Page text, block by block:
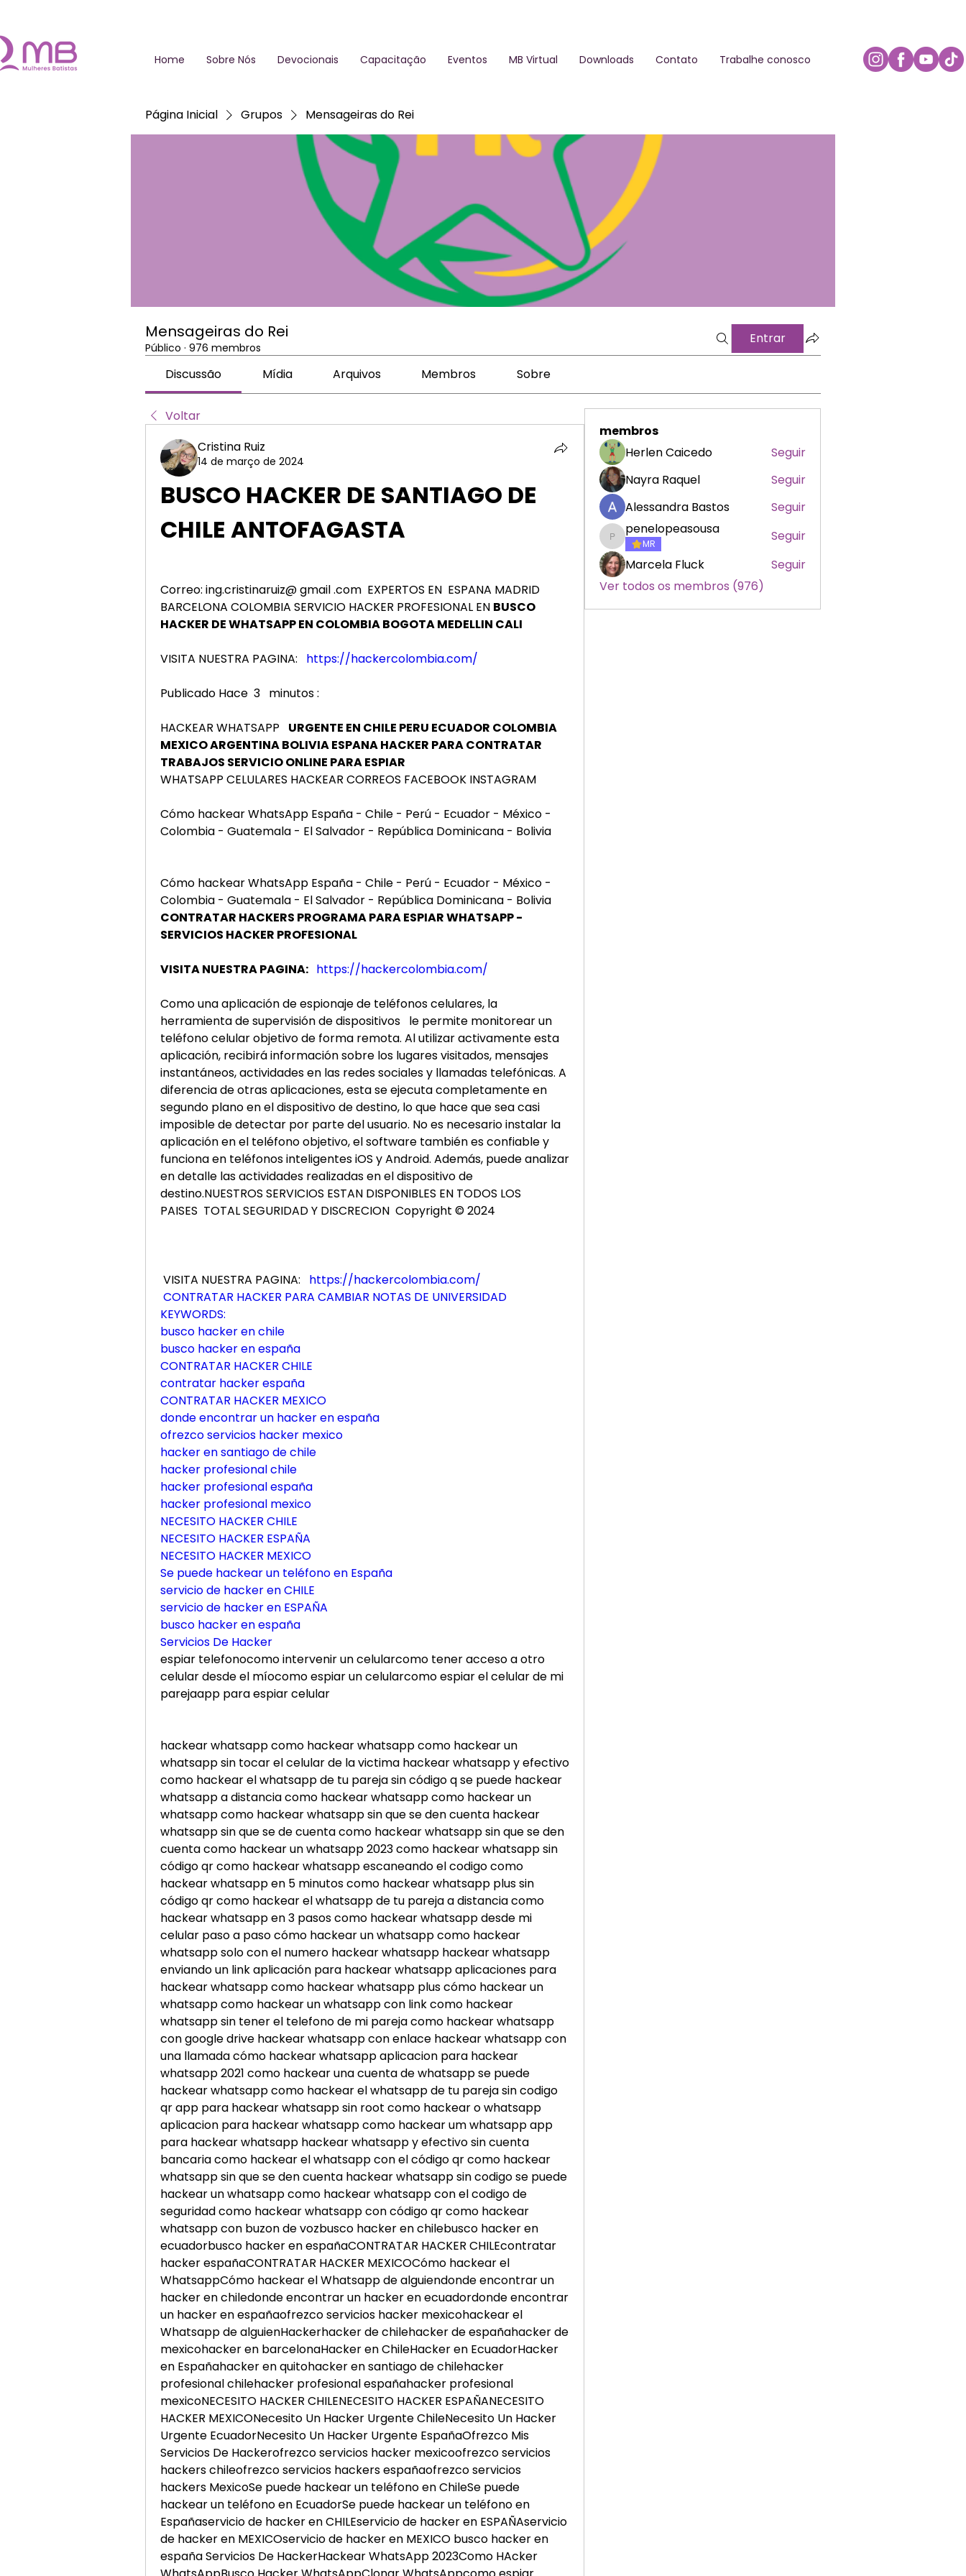
Home Sobre Nós Devocionais Capacitação Eventos MB Virtual Downloads Contato Trabalhe conosco
Página Inicial Grupos Mensageiras do Rei
Mensageiras do Rei
Público · 976 membros
Entrar
Discussão Mídia Arquivos Membros Sobre
Voltar
Cristina Ruiz
14 de março de 2024
BUSCO HACKER DE SANTIAGO DE
CHILE ANTOFAGASTA
Correo: ing.cristinaruiz@ gmail .com  EXPERTOS EN  ESPANA MADRID
BARCELONA COLOMBIA SERVICIO HACKER PROFESIONAL EN BUSCO
HACKER DE WHATSAPP EN COLOMBIA BOGOTA MEDELLIN CALI
VISITA NUESTRA PAGINA: https://hackercolombia.com/
Publicado Hace  3   minutos :
HACKEAR WHATSAPP URGENTE EN CHILE PERU ECUADOR COLOMBIA
MEXICO ARGENTINA BOLIVIA ESPANA HACKER PARA CONTRATAR
TRABAJOS SERVICIO ONLINE PARA ESPIAR
WHATSAPP CELULARES HACKEAR CORREOS FACEBOOK INSTAGRAM
Cómo hackear WhatsApp España - Chile - Perú - Ecuador - México -
Colombia - Guatemala - El Salvador - República Dominicana - Bolivia
Cómo hackear WhatsApp España - Chile - Perú - Ecuador - México -
Colombia - Guatemala - El Salvador - República Dominicana - Bolivia
CONTRATAR HACKERS PROGRAMA PARA ESPIAR WHATSAPP -
SERVICIOS HACKER PROFESIONAL
VISITA NUESTRA PAGINA: https://hackercolombia.com/
Como una aplicación de espionaje de teléfonos celulares, la
herramienta de supervisión de dispositivos   le permite monitorear un
teléfono celular objetivo de forma remota. Al utilizar activamente esta
aplicación, recibirá información sobre los lugares visitados, mensajes
instantáneos, actividades en las redes sociales y llamadas telefónicas. A
diferencia de otras aplicaciones, esta se ejecuta completamente en
segundo plano en el dispositivo de destino, lo que hace que sea casi
imposible de detectar por parte del usuario. No es necesario instalar la
aplicación en el teléfono objetivo, el software también es confiable y
funciona en teléfonos inteligentes iOS y Android. Además, puede analizar
en detalle las actividades realizadas en el dispositivo de
destino.NUESTROS SERVICIOS ESTAN DISPONIBLES EN TODOS LOS
PAISES  TOTAL SEGURIDAD Y DISCRECION  Copyright © 2024
VISITA NUESTRA PAGINA: https://hackercolombia.com/
CONTRATAR HACKER PARA CAMBIAR NOTAS DE UNIVERSIDAD
KEYWORDS:
busco hacker en chile
busco hacker en españa
CONTRATAR HACKER CHILE
contratar hacker españa
CONTRATAR HACKER MEXICO
donde encontrar un hacker en españa
ofrezco servicios hacker mexico
hacker en santiago de chile
hacker profesional chile
hacker profesional españa
hacker profesional mexico
NECESITO HACKER CHILE
NECESITO HACKER ESPAÑA
NECESITO HACKER MEXICO
Se puede hackear un teléfono en España
servicio de hacker en CHILE
servicio de hacker en ESPAÑA
busco hacker en españa
Servicios De Hacker
espiar telefonocomo intervenir un celularcomo tener acceso a otro
celular desde el míocomo espiar un celularcomo espiar el celular de mi
parejaapp para espiar celular
hackear whatsapp como hackear whatsapp como hackear un
whatsapp sin tocar el celular de la victima hackear whatsapp y efectivo
como hackear el whatsapp de tu pareja sin código q se puede hackear
whatsapp a distancia como hackear whatsapp como hackear un
whatsapp como hackear whatsapp sin que se den cuenta hackear
whatsapp sin que se de cuenta como hackear whatsapp sin que se den
cuenta como hackear un whatsapp 2023 como hackear whatsapp sin
código qr como hackear whatsapp escaneando el codigo como
hackear whatsapp en 5 minutos como hackear whatsapp plus sin
código qr como hackear el whatsapp de tu pareja a distancia como
hackear whatsapp en 3 pasos como hackear whatsapp desde mi
celular paso a paso cómo hackear un whatsapp como hackear
whatsapp solo con el numero hackear whatsapp hackear whatsapp
enviando un link aplicación para hackear whatsapp aplicaciones para
hackear whatsapp como hackear whatsapp plus cómo hackear un
whatsapp como hackear un whatsapp con link como hackear
whatsapp sin tener el telefono de mi pareja como hackear whatsapp
con google drive hackear whatsapp con enlace hackear whatsapp con
una llamada cómo hackear whatsapp aplicacion para hackear
whatsapp 2021 como hackear una cuenta de whatsapp se puede
hackear whatsapp como hackear el whatsapp de tu pareja sin codigo
qr app para hackear whatsapp sin root como hackear o whatsapp
aplicacion para hackear whatsapp como hackear um whatsapp app
para hackear whatsapp hackear whatsapp y efectivo sin cuenta
bancaria como hackear el whatsapp con el código qr como hackear
whatsapp sin que se den cuenta hackear whatsapp sin codigo se puede
hackear un whatsapp como hackear whatsapp con el codigo de
seguridad como hackear whatsapp con código qr como hackear
whatsapp con buzon de vozbusco hacker en chilebusco hacker en
ecuadorbusco hacker en españaCONTRATAR HACKER CHILEcontratar
hacker españaCONTRATAR HACKER MEXICOCómo hackear el
WhatsappCómo hackear el Whatsapp de alguiendonde encontrar un
hacker en chiledonde encontrar un hacker en ecuadordonde encontrar
un hacker en españaofrezco servicios hacker mexicohackear el
Whatsapp de alguienHackerhacker de chilehacker de españahacker de
mexicohacker en barcelonaHacker en ChileHacker en EcuadorHacker
en Españahacker en quitohacker en santiago de chilehacker
profesional chilehacker profesional españahacker profesional
mexicoNECESITO HACKER CHILENECESITO HACKER ESPAÑANECESITO
HACKER MEXICONecesito Un Hacker Urgente ChileNecesito Un Hacker
Urgente EcuadorNecesito Un Hacker Urgente EspañaOfrezco Mis
Servicios De Hackerofrezco servicios hacker mexicoofrezco servicios
hackers chileofrezco servicios hackers españaofrezco servicios
hackers MexicoSe puede hackear un teléfono en ChileSe puede
hackear un teléfono en EcuadorSe puede hackear un teléfono en
Españaservicio de hacker en CHILEservicio de hacker en ESPAÑAservicio
de hacker en MEXICOservicio de hacker en MEXICO busco hacker en
españa Servicios De HackerHackear WhatsApp 2023Como HAcker
membros
Herlen Caicedo
Seguir
Nayra Raquel
Seguir
Alessandra Bastos
Seguir
penelopeasousa
penelopeasousa
MR
Seguir
Marcela Fluck
Seguir
Ver todos os membros (976)